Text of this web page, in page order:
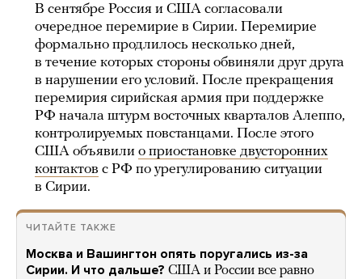
В сентябре Россия и США согласовали
очередное перемирие в Сирии. Перемирие
формально продлилось несколько дней,
в течение которых стороны обвиняли друг друга
в нарушении его условий. После прекращения
перемирия сирийская армия при поддержке
РФ начала штурм восточных кварталов Алеппо,
контролируемых повстанцами. После этого
США объявили о приостановке двусторонних
контактов с РФ по урегулированию ситуации
в Сирии.
ЧИТАЙТЕ ТАКЖЕ
Москва и Вашингтон опять поругались из-за
Сирии. И что дальше? США и России все равно